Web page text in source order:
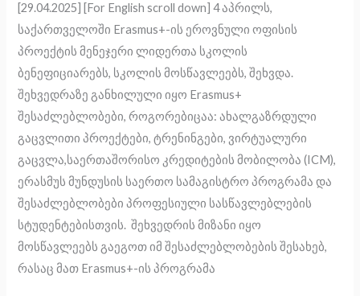
[29.04.2025] [For English scroll down] 4 აპრილს,
საქართველოში Erasmus+-ის ეროვნული ოფისის
პროექტის მენეჯერი ლიდერთა სკოლის
ბენეფიციარებს, სკოლის მოსწავლეებს, შეხვდა.
შეხვედრაზე განხილული იყო Erasmus+
შესაძლებლობები, როგორებიცაა: ახალგაზრდული
გაცვლითი პროექტები, ტრენინგები, ვირტუალური
გაცვლა,საერთაშორისო კრედიტების მობილობა (ICM),
ერასმუს მუნდუსის საერთო სამაგისტრო პროგრამა და
შესაძლებლობები პროფესიული სასწავლებლების
სტუდენტებისთვის. შეხვედრის მიზანი იყო
მოსწავლეებს გაეგოთ იმ შესაძლებლობების შესახებ,
რასაც მათ Erasmus+-ის პროგრამა
სკოლაში